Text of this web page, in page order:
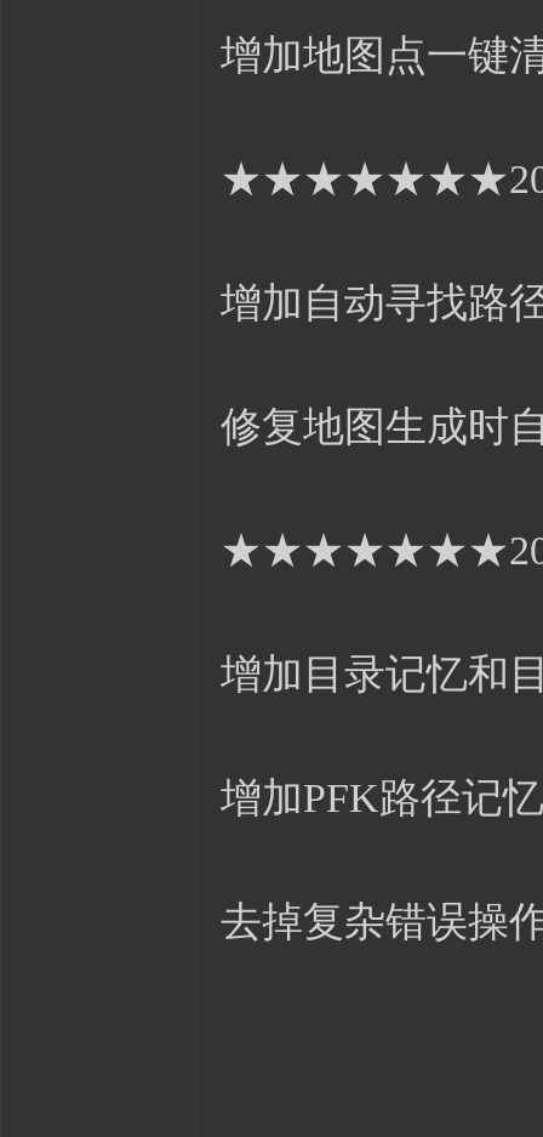
增加地图点一键
增加自动寻找路
修复地图生成时
增加目录记忆和
增加PFK路径记
去掉复杂错误操